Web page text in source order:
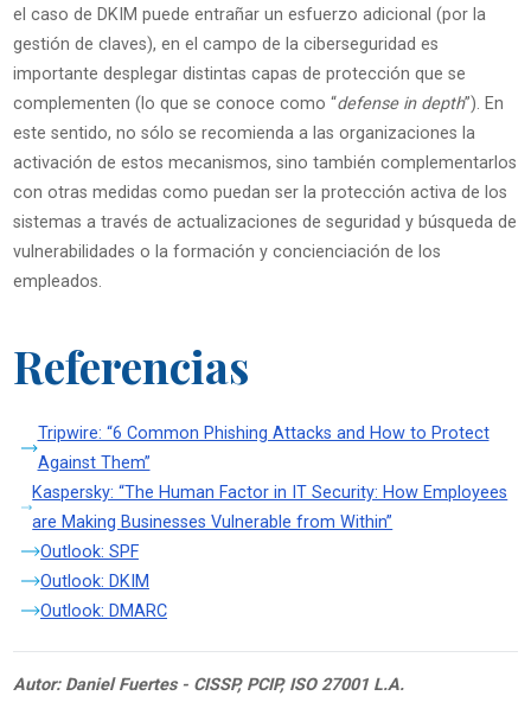
el caso de DKIM puede entrañar un esfuerzo adicional (por la
gestión de claves), en el campo de la ciberseguridad es
importante desplegar distintas capas de protección que se
complementen (lo que se conoce como “defense in depth”). En
este sentido, no sólo se recomienda a las organizaciones la
activación de estos mecanismos, sino también complementarlos
con otras medidas como puedan ser la protección activa de los
sistemas a través de actualizaciones de seguridad y búsqueda de
vulnerabilidades o la formación y concienciación de los
empleados.
Referencias
Tripwire: “6 Common Phishing Attacks and How to Protect
Against Them”
Kaspersky: “The Human Factor in IT Security: How Employees
are Making Businesses Vulnerable from Within”
Outlook: SPF
Outlook: DKIM
Outlook: DMARC
Autor: Daniel Fuertes - CISSP, PCIP, ISO 27001 L.A.